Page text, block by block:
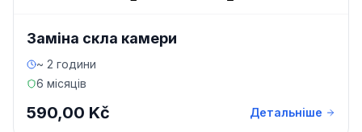
Заміна скла камери
~ 2 години
6 місяців
590,00 Kč Детальніше